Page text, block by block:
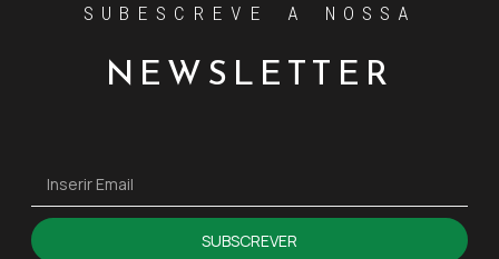
SUBESCREVE A NOSSA
NEWSLETTER
SUBSCREVER